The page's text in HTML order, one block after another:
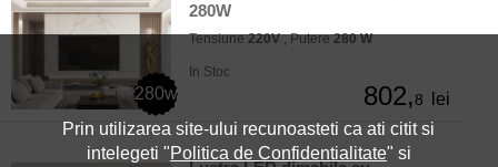
280w
280W
Tensiune220V, Putere280 W
In Stoc
802,8 lei
Prin utilizarea site-ului recunoasteti ca ati citit si
intelegeti "Politica de Confidentialitate" si